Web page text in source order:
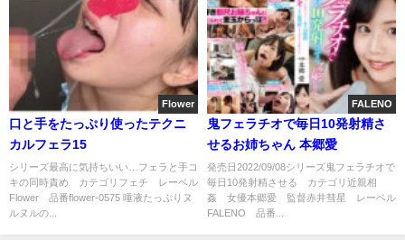
Flower
口と手をたっぷり使ったテクニ
カルフェラ15
シリーズ最高に気持ちいい…フェラと手コ
キの同時責め カテゴリフェチ レーベル
Flower 品番flower-0575 唾液たっぷりヌ
ルヌルの...
FALENO
鬼フェラチオで毎日10発射精さ
せるお姉ちゃん 本郷愛
発売日2022/09/08シリーズ鬼フェラチオで
毎日10発射精させる カテゴリ近親相
姦 女優本郷愛 監督赤井彗星 レーベル
FALENO 品番...